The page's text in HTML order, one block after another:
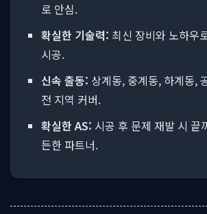
로 안심.
확실한 기술력: 최신 장비와 노하우
시공.
신속 출동: 상계동, 중계동, 하계동,
전 지역 커버.
확실한 AS: 시공 후 문제 재발 시 끝
든한 파트너.